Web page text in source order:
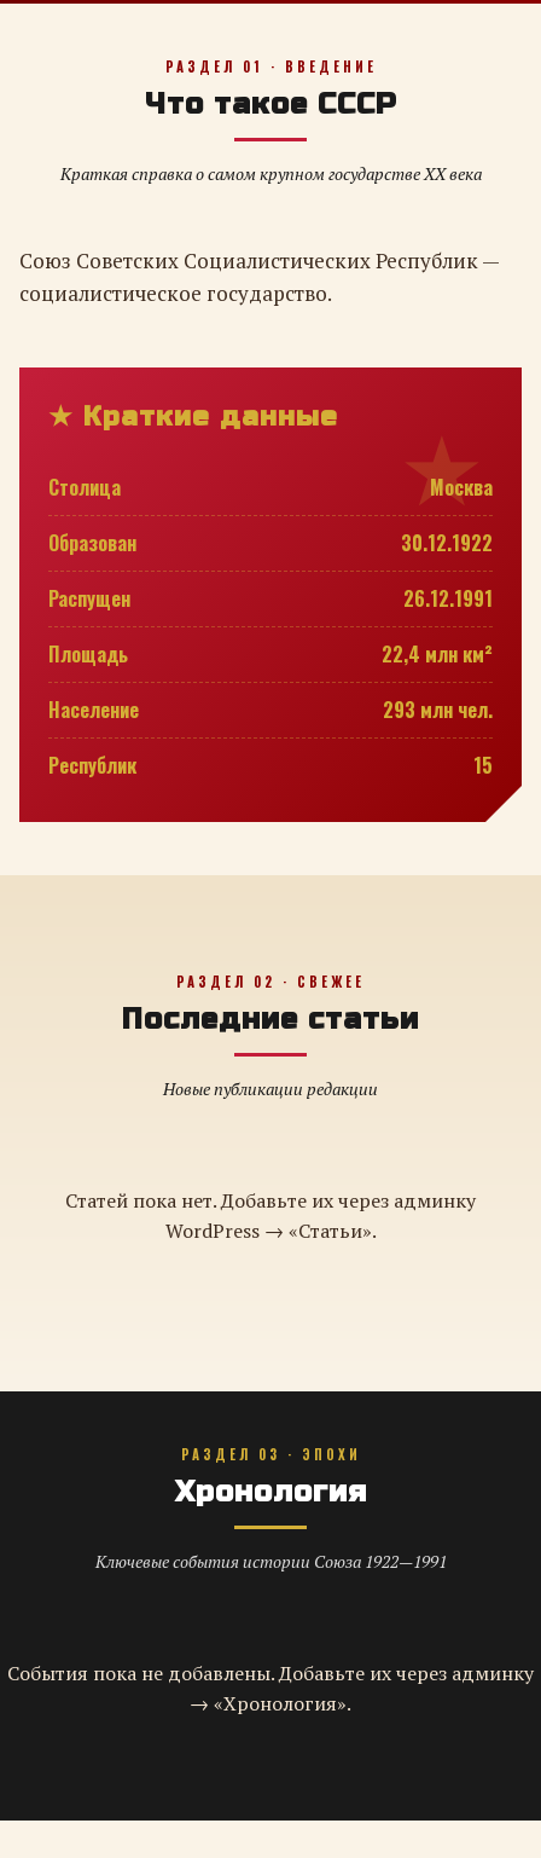
РАЗДЕЛ 01 · ВВЕДЕНИЕ
Что такое СССР
Краткая справка о самом крупном государстве XX века
Союз Советских Социалистических Республик —
социалистическое государство.
★ Краткие данные
Столица
Москва
Образован
30.12.1922
Распущен
26.12.1991
Площадь
22,4 млн км²
Население
293 млн чел.
Республик
15
РАЗДЕЛ 02 · СВЕЖЕЕ
Последние статьи
Новые публикации редакции
Статей пока нет. Добавьте их через админку
WordPress → «Статьи».
РАЗДЕЛ 03 · ЭПОХИ
Хронология
Ключевые события истории Союза 1922—1991
События пока не добавлены. Добавьте их через админку
→ «Хронология».